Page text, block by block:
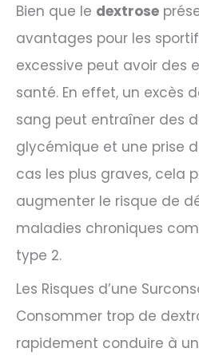
Bien que le dextrose
avantages pour les
excessive peut avoir des
santé. En effet, un excès
sang peut entraîner des
glycémique et une prise
cas les plus graves, cela
augmenter le risque de
maladies chroniques
type 2.
Les Risques d’une
Consommer trop de
rapidement conduire à